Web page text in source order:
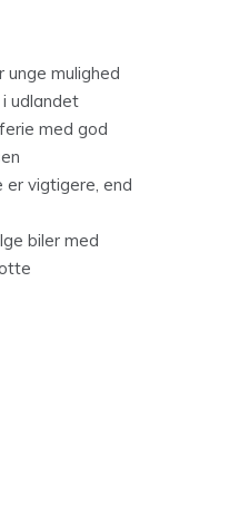
unge mulighed
udlandet
med god
er vigtigere, end
biler med